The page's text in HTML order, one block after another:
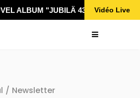
ALBUM "JUBILÄ 432" Vidéo Live
/ Newsletter